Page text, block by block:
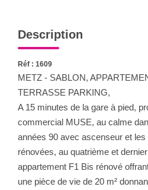
Description
Réf : 1609
METZ - SABLON,
TERRASSE PARKING,
A 15 minutes de la gare à pied,
commercial MUSE, au calme
années 90 avec ascenseur et
rénovées, au quatrième et
appartement F1 Bis rénové
une pièce de vie de 20 m²